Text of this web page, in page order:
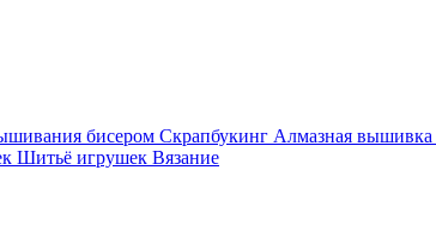
бисером Скрапбукинг Алмазная вышивка
Шитьё игрушек Вязание